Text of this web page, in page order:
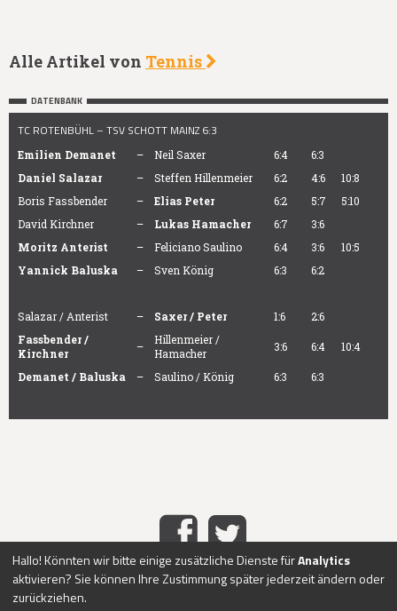
Alle Artikel von Tennis
DATENBANK
TC ROTENBÜHL – TSV SCHOTT MAINZ 6:3
Emilien Demanet – Neil Saxer 6:4
6:3
Daniel Salazar
– Steffen Hillenmeier 6:2 4:6
10:8
Boris Fassbender
– Elias Peter 6:2 5:7
5:10
David Kirchner
– Lukas Hamacher 6:7
3:6
Moritz Anterist
– Feliciano Saulino 6:4 3:6
10:5
Yannick Baluska
– Sven König 6:3 6:2
Salazar / Anterist – Saxer / Peter 1:6
2:6
Fassbender /
Kirchner
–
Hillenmeier /
Hamacher
3:6 6:4 10:4
Demanet / Baluska – Saulino / König 6:3 6:3
HOME IMPRESSUM DATENSCHUTZ KONTAKT
ABO-
SERVICE
ÜBER UNS
Hallo! Könnten wir bitte einige zusätzliche Dienste fürAnalytics
aktivieren? Sie können Ihre Zustimmung später jederzeit ändern oder
zurückziehen.